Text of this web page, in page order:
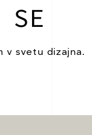
v svetu dizajna.